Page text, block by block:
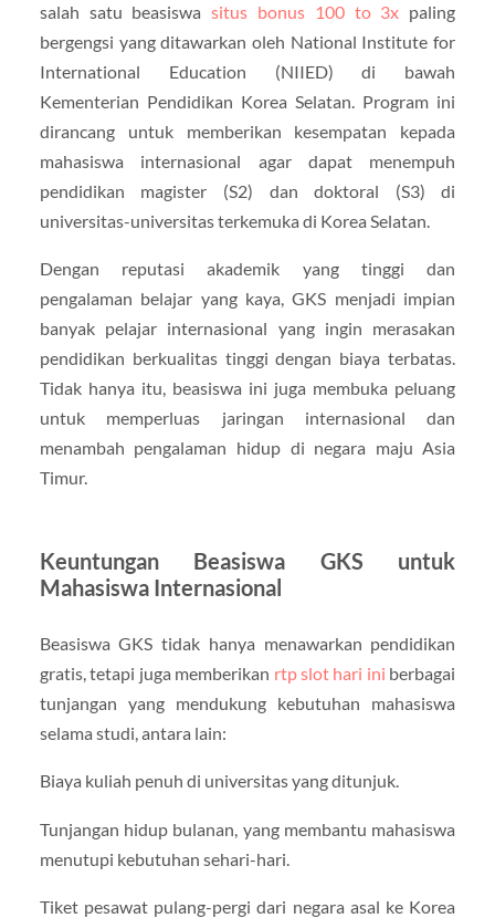
salah satu beasiswasitus bonus 100 to 3x paling
bergengsi yang ditawarkan oleh National Institute for
International Education (NIIED) di bawah
Kementerian Pendidikan Korea Selatan. Program ini
dirancang untuk memberikan kesempatan kepada
mahasiswa internasional agar dapat menempuh
pendidikan magister (S2) dan doktoral (S3) di
universitas-universitas terkemuka di Korea Selatan.
Dengan reputasi akademik yang tinggi dan
pengalaman belajar yang kaya, GKS menjadi impian
banyak pelajar internasional yang ingin merasakan
pendidikan berkualitas tinggi dengan biaya terbatas.
Tidak hanya itu, beasiswa ini juga membuka peluang
untuk memperluas jaringan internasional dan
menambah pengalaman hidup di negara maju Asia
Timur.
Keuntungan Beasiswa GKS untuk
Mahasiswa Internasional
Beasiswa GKS tidak hanya menawarkan pendidikan
gratis, tetapi juga memberikan rtp slot hari ini berbagai
tunjangan yang mendukung kebutuhan mahasiswa
selama studi, antara lain:
Biaya kuliah penuh di universitas yang ditunjuk.
Tunjangan hidup bulanan, yang membantu mahasiswa
menutupi kebutuhan sehari-hari.
Tiket pesawat pulang-pergi dari negara asal ke Korea